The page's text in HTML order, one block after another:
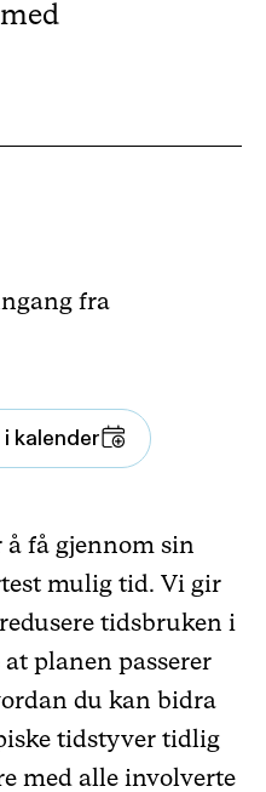
fra
kalender
få gjennom sin
mulig tid. Vi gir
tidsbruken i
planen passerer
du kan bidra
tidstyver tidlig
med alle involverte